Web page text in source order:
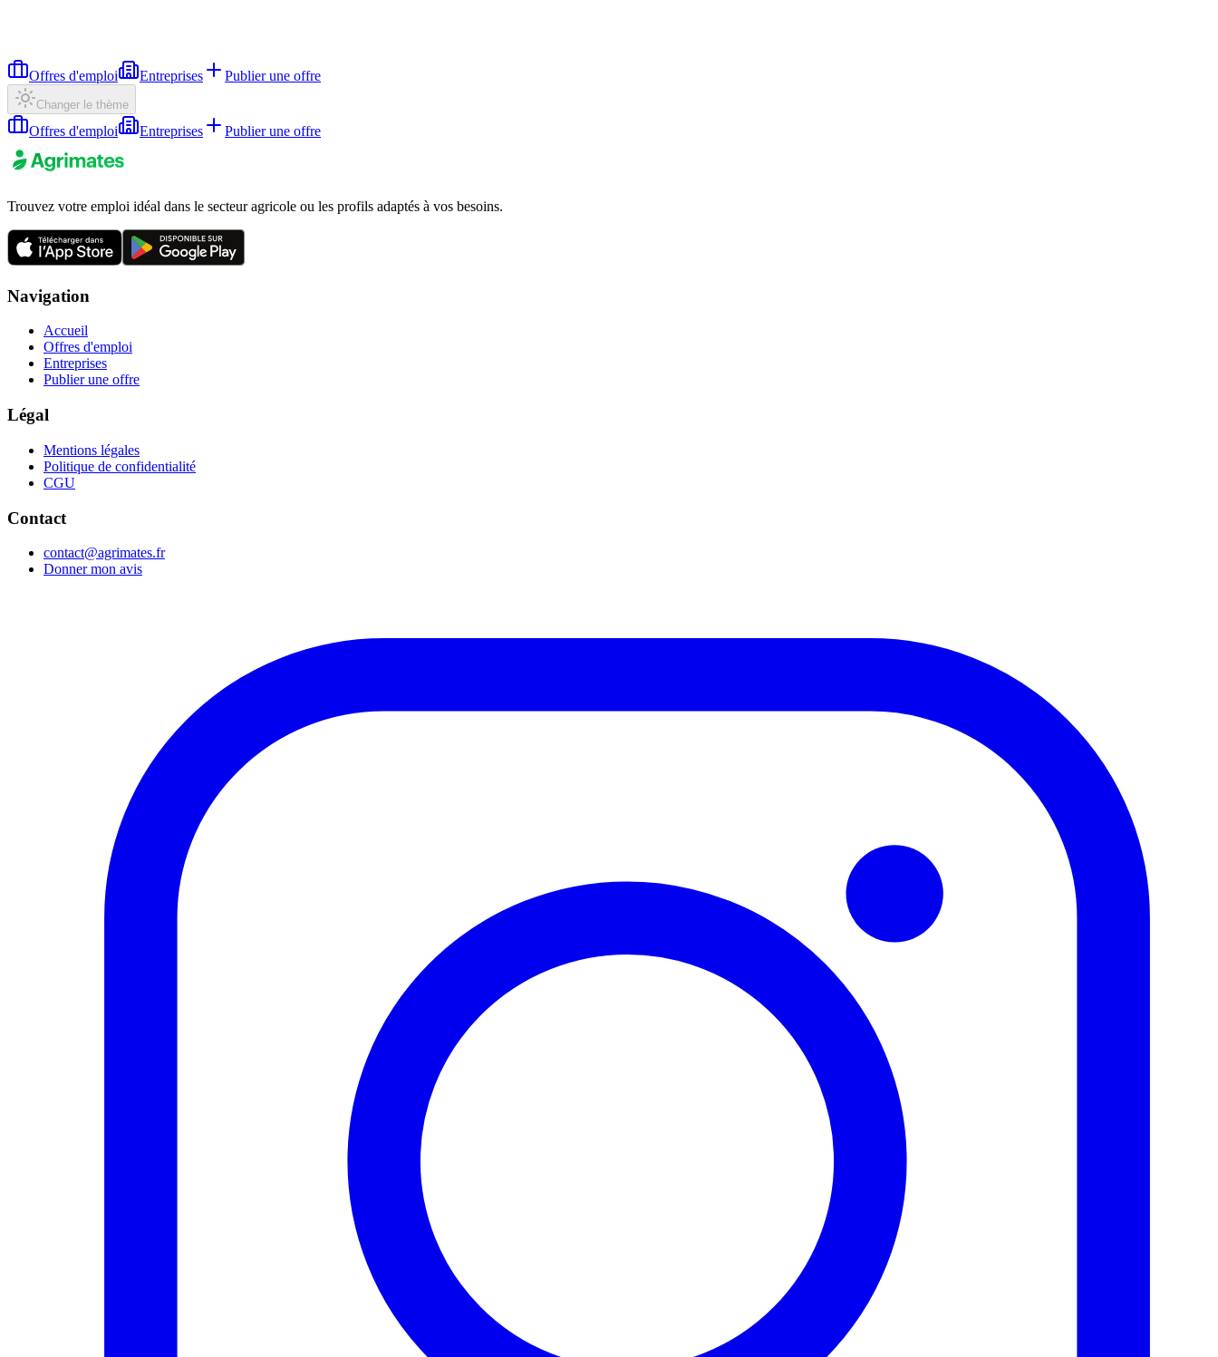
Offres d'emploi Entreprises Publier une offre
Changer le thème
Offres d'emploi Entreprises Publier une offre
Trouvez votre emploi idéal dans le secteur agricole ou les profils adaptés à vos besoins.
Navigation
Accueil
Offres d'emploi
Entreprises
Publier une offre
Légal
Mentions légales
Politique de confidentialité
CGU
Contact
contact@agrimates.fr
Donner mon avis